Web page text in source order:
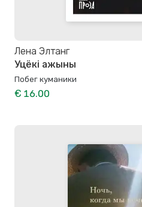
Лена Элтанг
Уцёкі ажыны
Побег куманики
€ 16.00